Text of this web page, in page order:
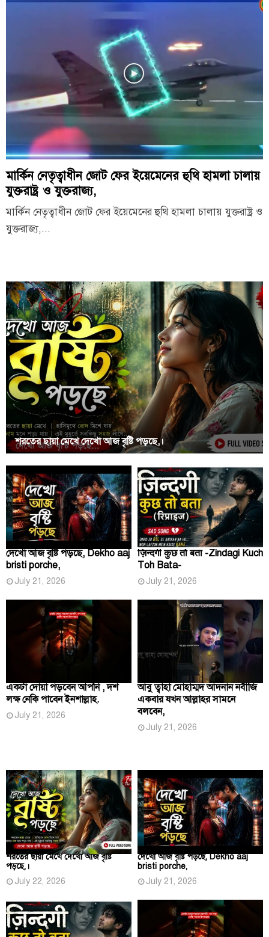
মার্কিন নেতৃত্বাধীন জোট ফের ইয়েমেনের হুথি হামলা চালায়
যুক্তরাষ্ট্র ও যুক্তরাজ্য,
মার্কিন নেতৃত্বাধীন জোট ফের ইয়েমেনের হুথি হামলা চালায় যুক্তরাষ্ট্র ও
যুক্তরাজ্য,...
শরতের ছায়া মেখে দেখো আজ বৃষ্টি পড়ছে,।
দেখো আজ বৃষ্টি পড়ছে, Dekho aaj
bristi porche,
July 21, 2026
ज़िन्दगी कुछ तो बता -Zindagi Kuch
Toh Bata-
July 21, 2026
একটা দোয়া পড়বেন আপনি , দশ
লক্ষ নেকি পাবেন ইনশাল্লাহ.
July 21, 2026
আবু ত্বাহা মোহাম্মদ আদনান নবীজি
একবার যখন আল্লাহর সামনে
বলবেন,
July 21, 2026
শরতের ছায়া মেখে দেখো আজ বৃষ্টি
পড়ছে,।
July 22, 2026
দেখো আজ বৃষ্টি পড়ছে, Dekho aaj
bristi porche,
July 21, 2026